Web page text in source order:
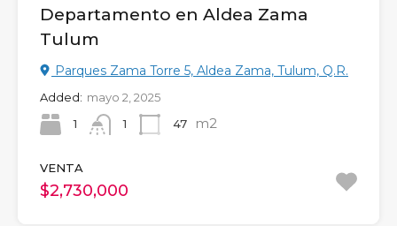
Departamento en Aldea Zama
Tulum
Parques Zama Torre 5, Aldea Zama, Tulum, Q.R.
Added: mayo 2, 2025
1
1 47 m2
VENTA
$2,730,000